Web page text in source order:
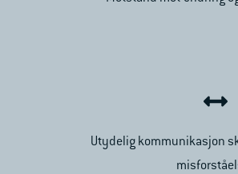
Utydelig kommunikasjon